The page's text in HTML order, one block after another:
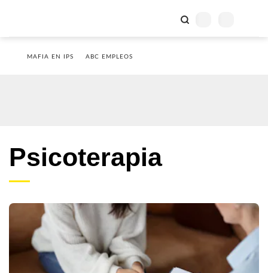
MAFIA EN IPS ABC EMPLEOS
Psicoterapia